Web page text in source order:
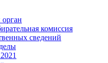
комиссия
сведений